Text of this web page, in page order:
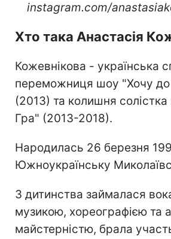
instagram.com/
Хто така Анастасія
Кожевнікова - українська
переможниця шоу "Хочу до
(2013) та колишня солістка
Гра" (2013-2018).
Народилась 26 березня
Южноукраїнську
З дитинства займалася
музикою, хореографією та
майстерністю, брала